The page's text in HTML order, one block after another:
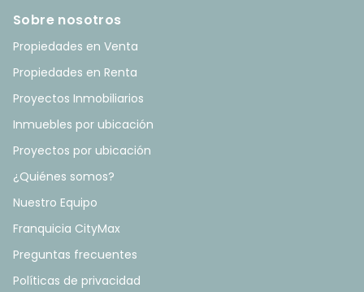
Sobre nosotros
Propiedades en Venta
Propiedades en Renta
Proyectos Inmobiliarios
Inmuebles por ubicación
Proyectos por ubicación
¿Quiénes somos?
Nuestro Equipo
Franquicia CityMax
Preguntas frecuentes
Políticas de privacidad